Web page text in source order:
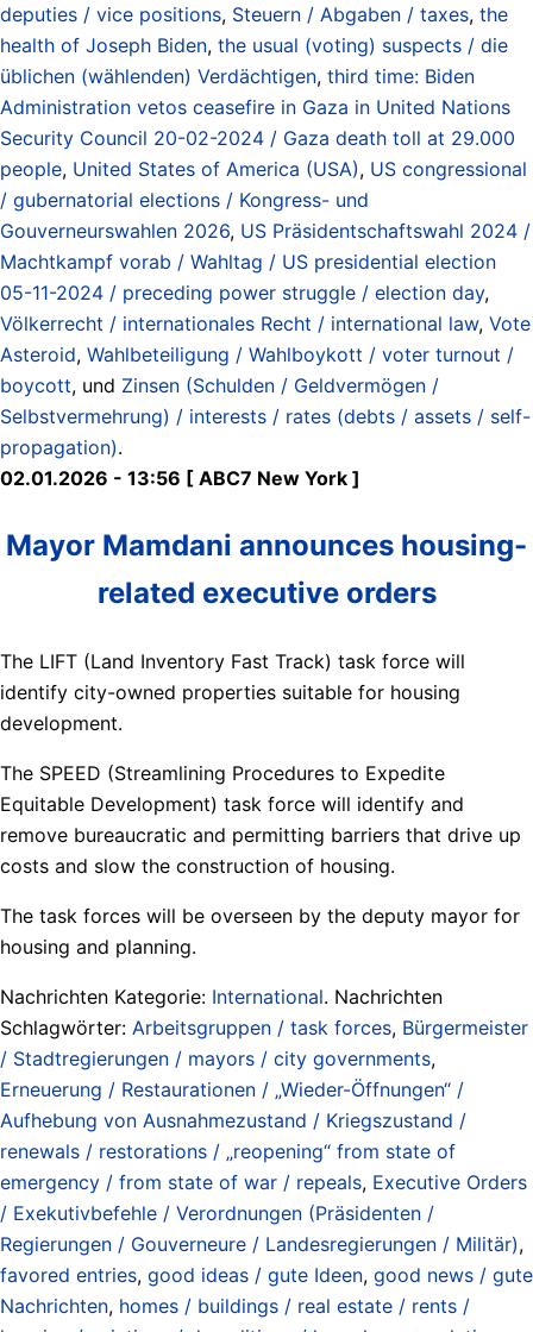
deputies / vice positions, Steuern / Abgaben / taxes, the
health of Joseph Biden, the usual (voting) suspects / die
üblichen (wählenden) Verdächtigen, third time: Biden
Administration vetos ceasefire in Gaza in United Nations
Security Council 20-02-2024 / Gaza death toll at 29.000
people, United States of America (USA), US congressional
/ gubernatorial elections / Kongress- und
Gouverneurswahlen 2026, US Präsidentschaftswahl 2024 /
Machtkampf vorab / Wahltag / US presidential election
05-11-2024 / preceding power struggle / election day,
Völkerrecht / internationales Recht / international law, Vote
Asteroid, Wahlbeteiligung / Wahlboykott / voter turnout /
boycott, und Zinsen (Schulden / Geldvermögen /
Selbstvermehrung) / interests / rates (debts / assets / self-
propagation).
02.01.2026 - 13:56 [ ABC7 New York ]
Mayor Mamdani announces housing-
related executive orders
The LIFT (Land Inventory Fast Track) task force will
identify city-owned properties suitable for housing
development.
The SPEED (Streamlining Procedures to Expedite
Equitable Development) task force will identify and
remove bureaucratic and permitting barriers that drive up
costs and slow the construction of housing.
The task forces will be overseen by the deputy mayor for
housing and planning.
Nachrichten Kategorie: International. Nachrichten
Schlagwörter: Arbeitsgruppen / task forces, Bürgermeister
/ Stadtregierungen / mayors / city governments,
Erneuerung / Restaurationen / „Wieder-Öffnungen“ /
Aufhebung von Ausnahmezustand / Kriegszustand /
renewals / restorations / „reopening“ from state of
emergency / from state of war / repeals, Executive Orders
/ Exekutivbefehle / Verordnungen (Präsidenten /
Regierungen / Gouverneure / Landesregierungen / Militär),
favored entries, good ideas / gute Ideen, good news / gute
Nachrichten, homes / buildings / real estate / rents /